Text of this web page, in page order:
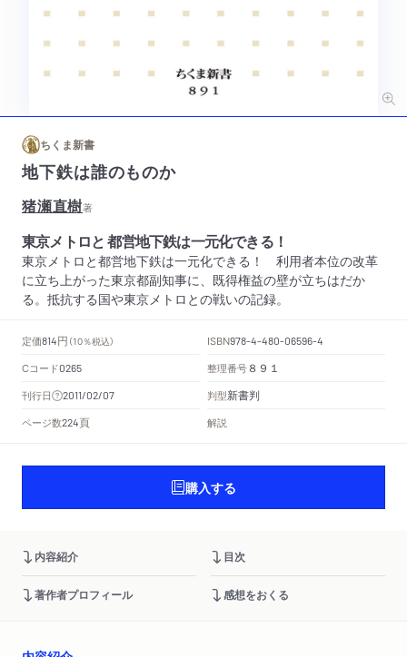
ちくま新書
地下鉄は誰のものか
猪瀬直樹著
東京メトロと 都営地下鉄は一元化できる！
東京メトロと都営地下鉄は一元化できる！ 利用者本位の改革
に立ち上がった東京都副知事に、既得権益の壁が立ちはだか
る。抵抗する国や東京メトロとの戦いの記録。
定価814円 （10％税込） ISBN978-4-480-06596-4
Cコード0265 整理番号 ８９１
刊行日 2011/02/07 判型新書判
ページ数224頁 解説
購入する
内容紹介 目次
著作者プロフィール 感想をおくる